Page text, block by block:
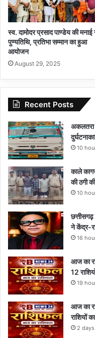
स्व. दामोदर प्रसाद पाण्डेय की मनाई
पुण्यतिथि, प्रतिभा सम्मान का हुआ
आयोजन
August 29, 2025
Recent Posts
अकलतरा
10
काले
की ठगी
10
छत्तीसगढ़
ने केंद्र-
16
आज का
12
19
आज का
राशियों
2